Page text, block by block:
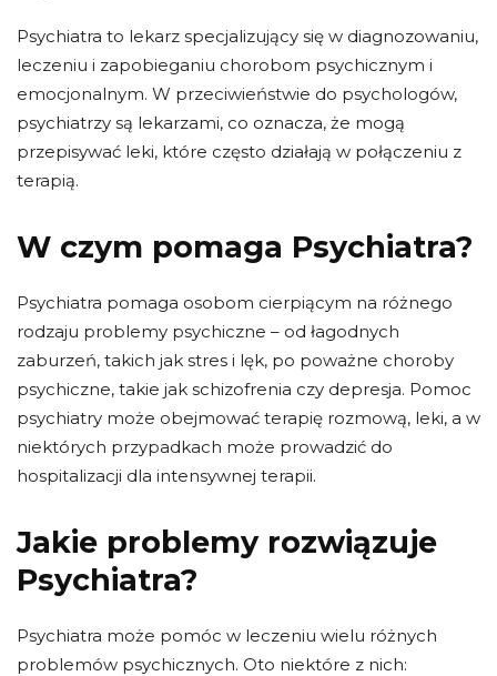
Psychiatra to lekarz specjalizujący się w diagnozowaniu,
leczeniu i zapobieganiu chorobom psychicznym i
emocjonalnym. W przeciwieństwie do psychologów,
psychiatrzy są lekarzami, co oznacza, że ​​mogą
przepisywać leki, które często działają w połączeniu z
terapią.
W czym pomaga Psychiatra?
Psychiatra pomaga osobom cierpiącym na różnego
rodzaju problemy psychiczne – od łagodnych
zaburzeń, takich jak stres i lęk, po poważne choroby
psychiczne, takie jak schizofrenia czy depresja. Pomoc
psychiatry może obejmować terapię rozmową, leki, a w
niektórych przypadkach może prowadzić do
hospitalizacji dla intensywnej terapii.
Jakie problemy rozwiązuje
Psychiatra?
Psychiatra może pomóc w leczeniu wielu różnych
problemów psychicznych. Oto niektóre z nich: